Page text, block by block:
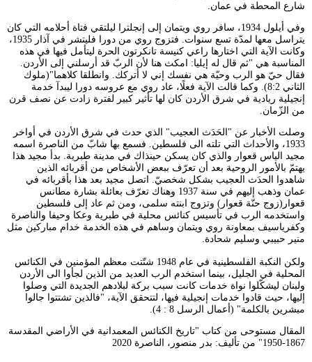
شارع المحطة في عمان.
وفي أيلول 1934، سافر روي ويتمان إلى إنجلترا ليلتقي فتاة أحلامه التي كان
يتراسل معها لمدّة تسع سنوات. فتزوج روي من دورا فليتشر في آذار 1935،
وكانت الآية التي اختارها راعي كنيسة تانكرتون الحرة ليتأمل فيها في هذه
المناسبة هي "ثم قال له إيليا: امكث هنا لأن الربّ قد أرسلني إلى الأردن.
فقال حيّ هو الرب وحيّة هي نفسك إني لا أتركك. وانطلقا كلاهما"(ملوك
الثاني 8:2). وكما قالت الآية فعلًا، عاد روي مع عروسه دورا ليبدآ خدمة
إنجيلية ريادية في شرق الأردن كان لها تأثير كبير لفترة زادت عن نصف قرن
من الزّمان.
وصلت الأخبار عن "الحَدَث العجيب" الذي حدث في شرق الأردن في أواخر
1933، والأحداث التي تلته الى فلسطين. فسمع بها شابّ من الناصرة اسمه
مجيد الياس قعوار والذي كان يسكن حينذاك في مدينة طبرية. بدأ مجيد هذا
يهتمّ بالأمور الروحية بعد أن تعرّف ببعض الأشخاص من أقربائه الذين
شاهدوا الحدَث العجيب بشكل شخصيّ. اتصل مجيد بعد هذا بأقربائه في
عمان وذهب إليهم في سنة 1937 وهناك تعرّف بعائلة بشارة مطانس
قعوار(زوج حنّة قعوار) وتزوج ابنته سلمى، ومن ثم عاد إلى فلسطين
واستخدمه الرب في تأسيس كنائس محلية في طبرية وعكا وحيفا والناصرة
وكفرياسيف بمعاونة روي ويتمان وساهم في هذه الخدمة خدام مباركين مثل
منير حبيبي وسليم شحادة.
ولكن النكبة الفلسطينية في عام 1948 شتّتت معظم المؤمنين في الكنائس
المحلية في الجليل، بينما استخدم الرب العديد من الذين لجأوا الى الأردن
ولبنان ليشكّلوا نواة خدمات كانت سبب بركة لبلادهم الجديدة التي وصلوا
إليها، حيث قادوا خدمات إنجيلية فيها، لتتحقق الآية، "فالذين تشتتوا جالوا
مبشرين بالكلمة" (أعمال الرسل 8 : 4).
المقال مستوحى من كتاب "تاريخ الكنائس المعمدانية في الأراضي المقدسة
1867-1950" من تأليف: بدر منصور، الناصرة 2020